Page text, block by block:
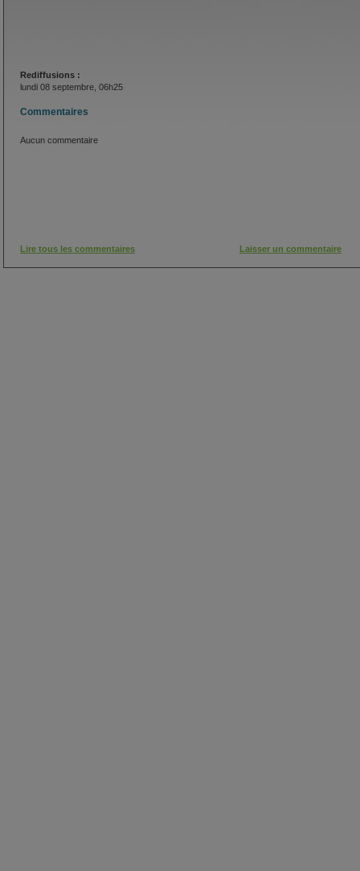
Rediffusions :
lundi 08 septembre, 06h25
Commentaires
Aucun commentaire
Lire tous les commentaires Laisser un commentaire